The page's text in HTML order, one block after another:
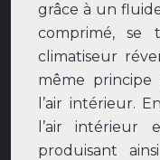
grâce à un
comprimé, se
climatiseur
même
l’air intérieur.
l’air intérieur
produisant